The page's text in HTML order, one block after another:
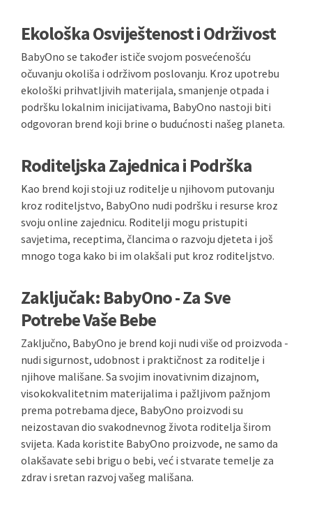
Ekološka Osviještenost i Održivost
BabyOno se također ističe svojom posvećenošću
očuvanju okoliša i održivom poslovanju. Kroz upotrebu
ekološki prihvatljivih materijala, smanjenje otpada i
podršku lokalnim inicijativama, BabyOno nastoji biti
odgovoran brend koji brine o budućnosti našeg planeta.
Roditeljska Zajednica i Podrška
Kao brend koji stoji uz roditelje u njihovom putovanju
kroz roditeljstvo, BabyOno nudi podršku i resurse kroz
svoju online zajednicu. Roditelji mogu pristupiti
savjetima, receptima, člancima o razvoju djeteta i još
mnogo toga kako bi im olakšali put kroz roditeljstvo.
Zaključak: BabyOno - Za Sve
Potrebe Vaše Bebe
Zaključno, BabyOno je brend koji nudi više od proizvoda -
nudi sigurnost, udobnost i praktičnost za roditelje i
njihove mališane. Sa svojim inovativnim dizajnom,
visokokvalitetnim materijalima i pažljivom pažnjom
prema potrebama djece, BabyOno proizvodi su
neizostavan dio svakodnevnog života roditelja širom
svijeta. Kada koristite BabyOno proizvode, ne samo da
olakšavate sebi brigu o bebi, već i stvarate temelje za
zdrav i sretan razvoj vašeg mališana.